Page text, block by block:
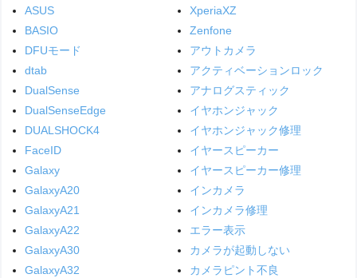
ASUS
BASIO
DFUモード
dtab
DualSense
DualSenseEdge
DUALSHOCK4
FaceID
Galaxy
GalaxyA20
GalaxyA21
GalaxyA22
GalaxyA30
GalaxyA32
XperiaXZ
Zenfone
アウトカメラ
アクティベーションロック
アナログスティック
イヤホンジャック
イヤホンジャック修理
イヤースピーカー
イヤースピーカー修理
インカメラ
インカメラ修理
エラー表示
カメラが起動しない
カメラピント不良